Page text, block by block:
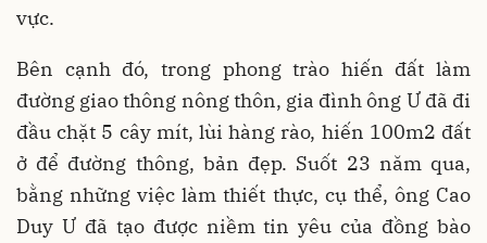
vực.
Bên cạnh đó, trong phong trào hiến đất làm
đường giao thông nông thôn, gia đình ông Ư đã đi
đầu chặt 5 cây mít, lùi hàng rào, hiến 100m2 đất
ở để đường thông, bản đẹp. Suốt 23 năm qua,
bằng những việc làm thiết thực, cụ thể, ông Cao
Duy Ư đã tạo được niềm tin yêu của đồng bào